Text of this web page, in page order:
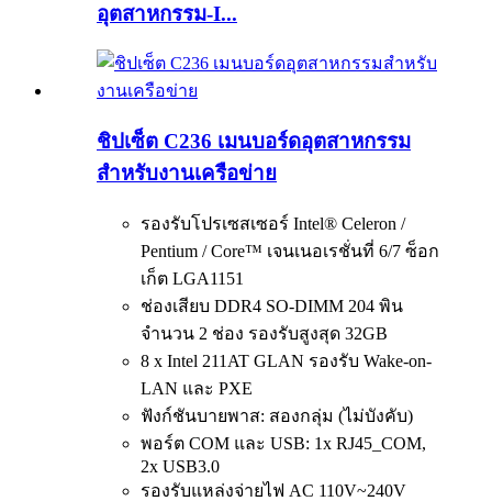
อุตสาหกรรม-I...
ชิปเซ็ต C236 เมนบอร์ดอุตสาหกรรม
สำหรับงานเครือข่าย
รองรับโปรเซสเซอร์ Intel® Celeron /
Pentium / Core™ เจนเนอเรชั่นที่ 6/7 ซ็อก
เก็ต LGA1151
ช่องเสียบ DDR4 SO-DIMM 204 พิน
จำนวน 2 ช่อง รองรับสูงสุด 32GB
8 x Intel 211AT GLAN รองรับ Wake-on-
LAN และ PXE
ฟังก์ชันบายพาส: สองกลุ่ม (ไม่บังคับ)
พอร์ต COM และ USB: 1x RJ45_COM,
2x USB3.0
รองรับแหล่งจ่ายไฟ AC 110V~240V